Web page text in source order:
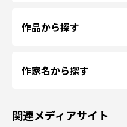
作品から探す
作家名から探す
関連メディアサイト